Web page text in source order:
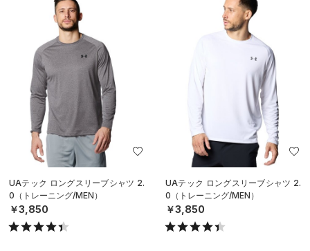
UAテック ロングスリーブシャツ 2.
0（トレーニング/MEN）
￥3,850
UAテック ロングスリーブシャツ 2.
0（トレーニング/MEN）
￥3,850